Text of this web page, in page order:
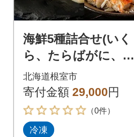
海鮮5種詰合せ(いく
ら、たらばがに、花
咲がに、ほたて、サ
ーモン) C-42099
北海道根室市
寄付金額 29,000円
（0件）
冷凍